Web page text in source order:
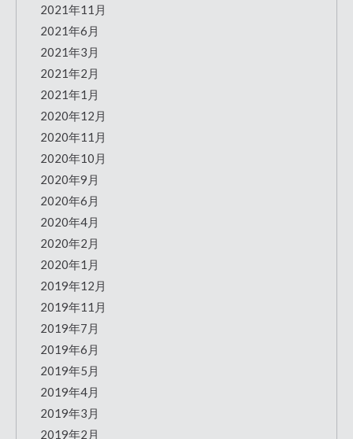
2021年11月
2021年6月
2021年3月
2021年2月
2021年1月
2020年12月
2020年11月
2020年10月
2020年9月
2020年6月
2020年4月
2020年2月
2020年1月
2019年12月
2019年11月
2019年7月
2019年6月
2019年5月
2019年4月
2019年3月
2019年2月